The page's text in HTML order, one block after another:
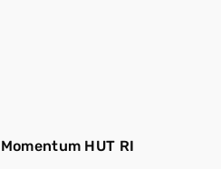
Momentum HUT RI